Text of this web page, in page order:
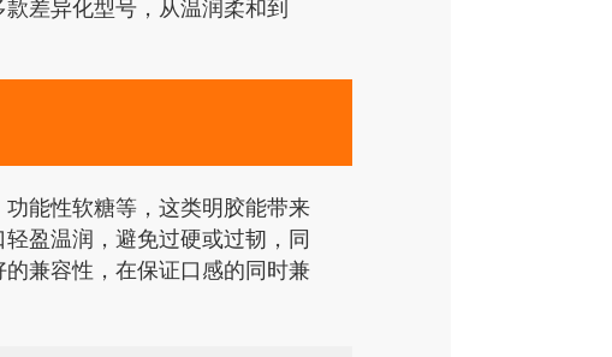
差异化型号，从温润柔和到
能性软糖等，这类明胶能带来
盈温润，避免过硬或过韧，同
兼容性，在保证口感的同时兼